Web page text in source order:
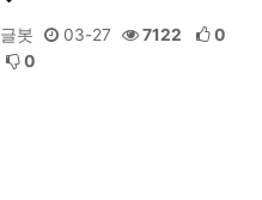
글봇 03-27 7122
0
0